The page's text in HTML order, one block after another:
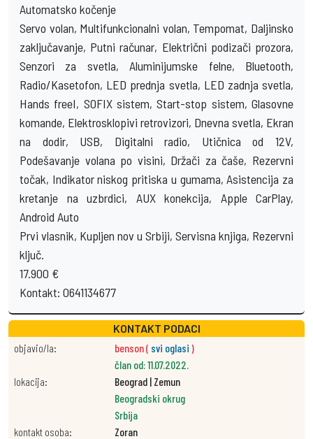
Automatsko kočenje
Servo volan, Multifunkcionalni volan, Tempomat, Daljinsko
zaključavanje, Putni računar, Električni podizači prozora,
Senzori za svetla, Aluminijumske felne, Bluetooth,
Radio/Kasetofon, LED prednja svetla, LED zadnja svetla,
Hands freeI, SOFIX sistem, Start-stop sistem, Glasovne
komande, Elektrosklopivi retrovizori, Dnevna svetla, Ekran
na dodir, USB, Digitalni radio, Utičnica od 12V,
Podešavanje volana po visini, Držači za čaše, Rezervni
točak, Indikator niskog pritiska u gumama, Asistencija za
kretanje na uzbrdici, AUX konekcija, Apple CarPlay,
Android Auto
Prvi vlasnik, Kupljen nov u Srbiji, Servisna knjiga, Rezervni
ključ.
17.900 €
Kontakt: 0641134677
KONTAKT PODACI
objavio/la:
benson ( svi oglasi )
član od: 11.07.2022.
lokacija:
Beograd | Zemun
Beogradski okrug
Srbija
kontakt osoba:
Zoran